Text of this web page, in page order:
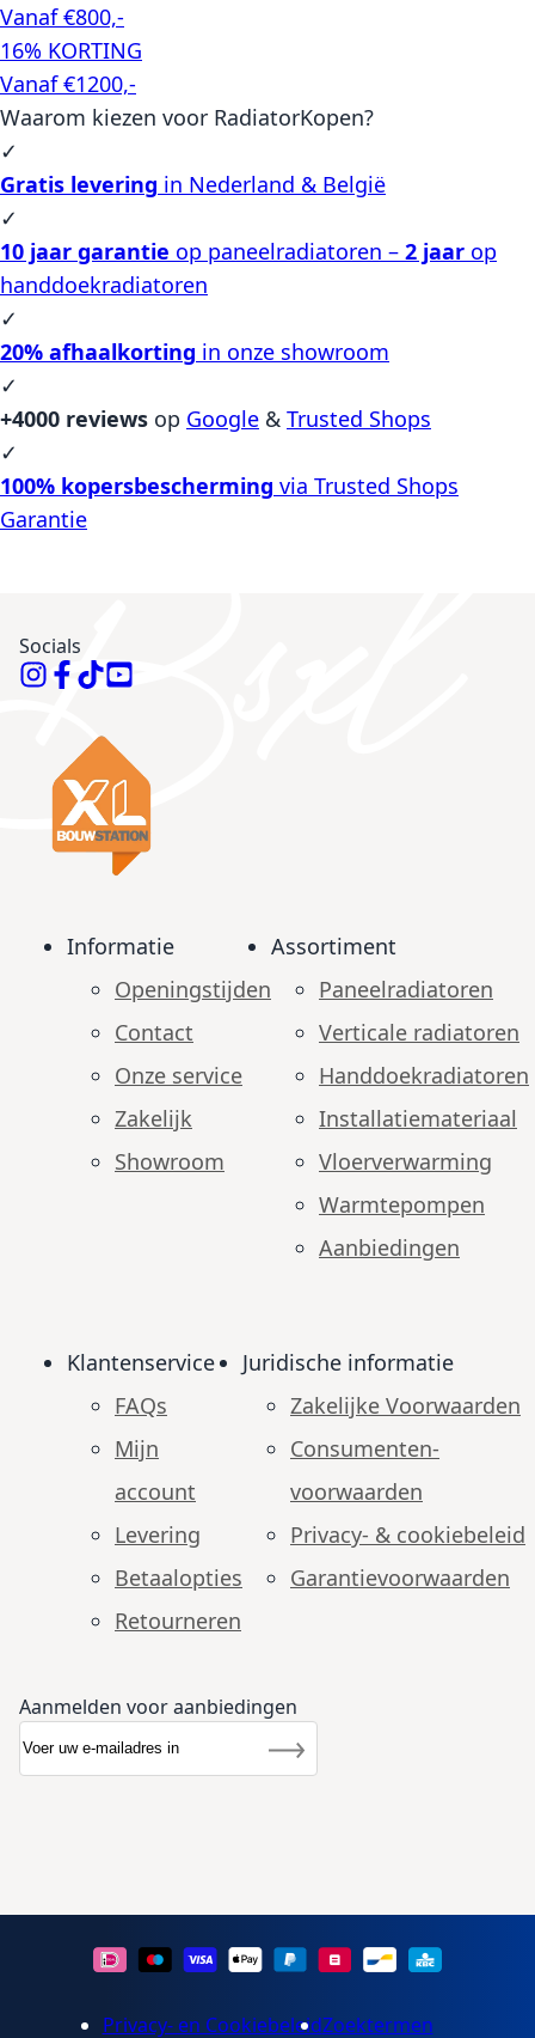
Vanaf €800,-
16% KORTING
Vanaf €1200,-
Waarom kiezen voor RadiatorKopen?
✓
Gratis levering in Nederland & België
✓
10 jaar garantie op paneelradiatoren – 2 jaar op
handdoekradiatoren
✓
20% afhaalkorting in onze showroom
✓
+4000 reviews op Google & Trusted Shops
✓
100% kopersbescherming via Trusted Shops
Garantie
Socials
Informatie
Openingstijden
Contact
Onze service
Zakelijk
Showroom
Assortiment
Paneelradiatoren
Verticale radiatoren
Handdoekradiatoren
Installatiemateriaal
Vloerverwarming
Warmtepompen
Aanbiedingen
Klantenservice
FAQs
Mijn
account
Levering
Betaalopties
Retourneren
Juridische informatie
Zakelijke Voorwaarden
Consumenten­
voorwaarden
Privacy- & cookiebeleid
Garantie­voorwaarden
Aanmelden voor aanbiedingen
Nieuwsbrief
Inschrijven
Privacy- en CookiebeleidZoektermen